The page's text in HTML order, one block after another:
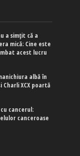
a simțit că a
mică: Cine este
acest lucru
albă în
Charli XCX poartă
cancerul:
canceroase